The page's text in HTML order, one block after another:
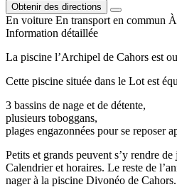
Obtenir des directions
En voiture En transport en commun
Information détaillée
La piscine l’Archipel de Cahors est
Cette piscine située dans le Lot est
3 bassins de nage et de détente,
plusieurs toboggans,
plages engazonnées pour se reposer
Petits et grands peuvent s’y rendre
Calendrier et horaires. Le reste de
nager à la piscine Divonéo de Cahors.